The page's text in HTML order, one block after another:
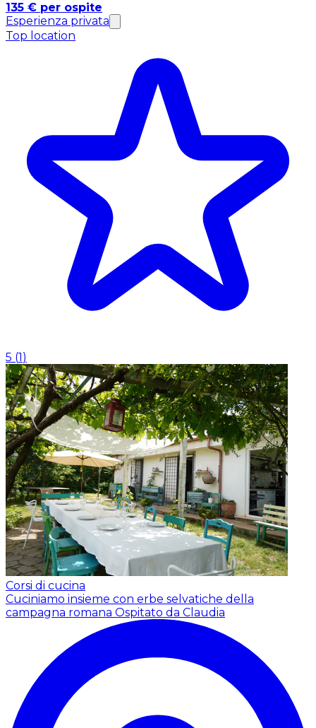
135 € per ospite
Esperienza privata
Top location
5 (1)
Corsi di cucina
Cuciniamo insieme con erbe selvatiche della
campagna romana Ospitato da Claudia